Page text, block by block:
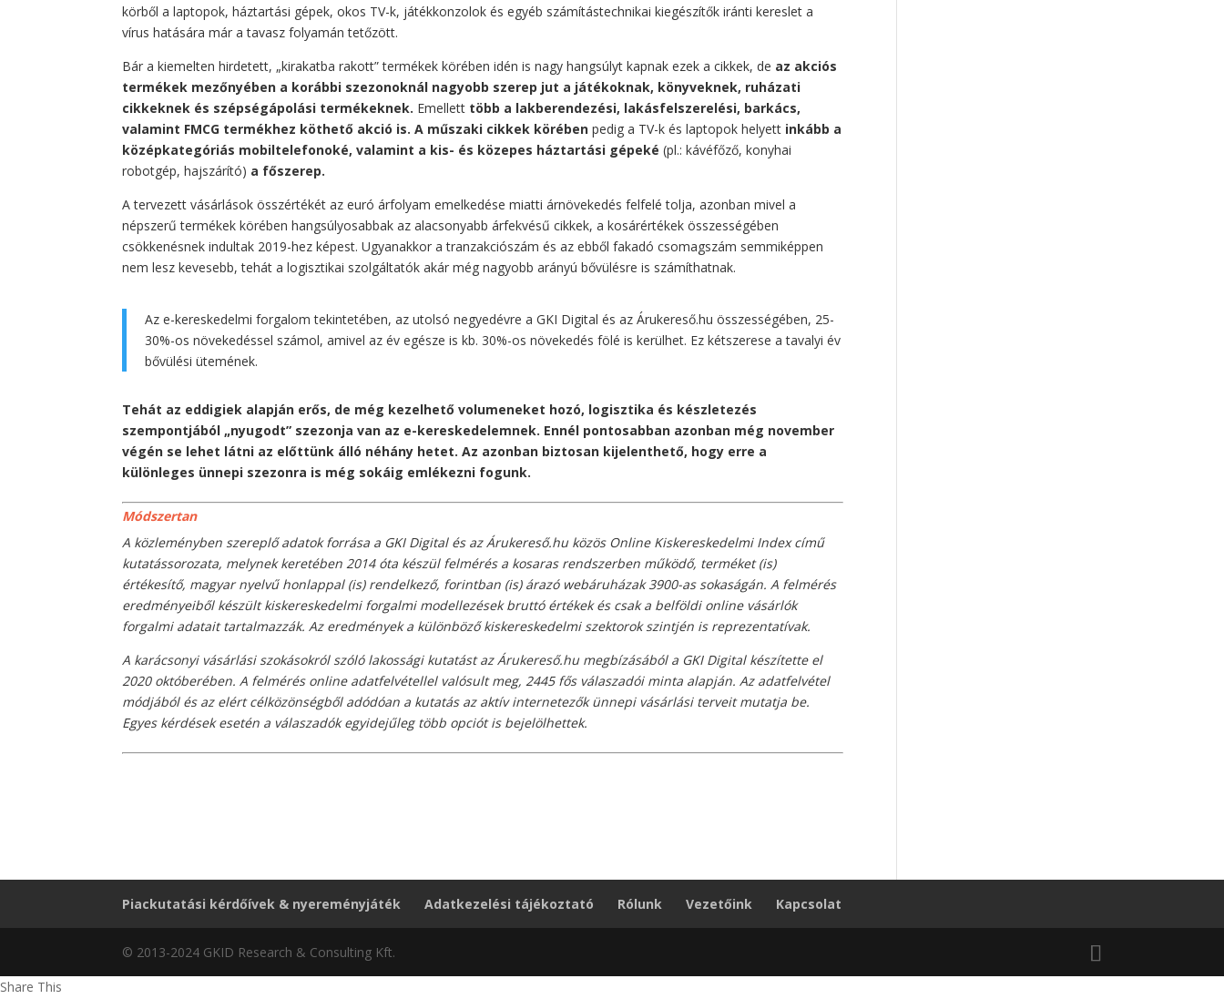
körből a laptopok, háztartási gépek, okos TV-k, játékkonzolok és egyéb számítástechnikai kiegészítők iránti kereslet a
vírus hatására már a tavasz folyamán tetőzött.
Bár a kiemelten hirdetett, „kirakatba rakott” termékek körében idén is nagy hangsúlyt kapnak ezek a cikkek, de az akciós
termékek mezőnyében a korábbi szezonoknál nagyobb szerep jut a játékoknak, könyveknek, ruházati
cikkeknek és szépségápolási termékeknek. Emellett több a lakberendezési, lakásfelszerelési, barkács,
valamint FMCG termékhez köthető akció is. A műszaki cikkek körében pedig a TV-k és laptopok helyett inkább a
középkategóriás mobiltelefonoké, valamint a kis- és közepes háztartási gépeké (pl.: kávéfőző, konyhai
robotgép, hajszárító) a főszerep.
A tervezett vásárlások összértékét az euró árfolyam emelkedése miatti árnövekedés felfelé tolja, azonban mivel a
népszerű termékek körében hangsúlyosabbak az alacsonyabb árfekvésű cikkek, a kosárértékek összességében
csökkenésnek indultak 2019-hez képest. Ugyanakkor a tranzakciószám és az ebből fakadó csomagszám semmiképpen
nem lesz kevesebb, tehát a logisztikai szolgáltatók akár még nagyobb arányú bővülésre is számíthatnak.
Az e-kereskedelmi forgalom tekintetében, az utolsó negyedévre a GKI Digital és az Árukereső.hu összességében, 25-
30%-os növekedéssel számol, amivel az év egésze is kb. 30%-os növekedés fölé is kerülhet. Ez kétszerese a tavalyi év
bővülési ütemének.
Tehát az eddigiek alapján erős, de még kezelhető volumeneket hozó, logisztika és készletezés
szempontjából „nyugodt” szezonja van az e-kereskedelemnek. Ennél pontosabban azonban még november
végén se lehet látni az előttünk álló néhány hetet. Az azonban biztosan kijelenthető, hogy erre a
különleges ünnepi szezonra is még sokáig emlékezni fogunk.
Módszertan
A közleményben szereplő adatok forrása a GKI Digital és az Árukereső.hu közös Online Kiskereskedelmi Index című
kutatássorozata, melynek keretében 2014 óta készül felmérés a kosaras rendszerben működő, terméket (is)
értékesítő, magyar nyelvű honlappal (is) rendelkező, forintban (is) árazó webáruházak 3900-as sokaságán. A felmérés
eredményeiből készült kiskereskedelmi forgalmi modellezések bruttó értékek és csak a belföldi online vásárlók
forgalmi adatait tartalmazzák. Az eredmények a különböző kiskereskedelmi szektorok szintjén is reprezentatívak.
A karácsonyi vásárlási szokásokról szóló lakossági kutatást az Árukereső.hu megbízásából a GKI Digital készítette el
2020 októberében. A felmérés online adatfelvétellel valósult meg, 2445 fős válaszadói minta alapján. Az adatfelvétel
módjából és az elért célközönségből adódóan a kutatás az aktív internetezők ünnepi vásárlási terveit mutatja be.
Egyes kérdések esetén a válaszadók egyidejűleg több opciót is bejelölhettek.
Piackutatási kérdőívek & nyereményjáték Adatkezelési tájékoztató Rólunk Vezetőink Kapcsolat
© 2013-2024 GKID Research & Consulting Kft.
Share This